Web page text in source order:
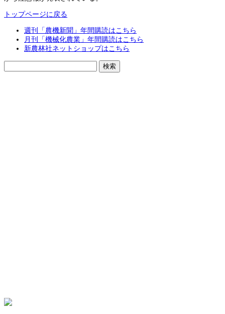
トップページに戻る
週刊「農機新聞」年間購読はこちら
月刊「機械化農業」年間購読はこちら
新農林社ネットショップはこちら
索: